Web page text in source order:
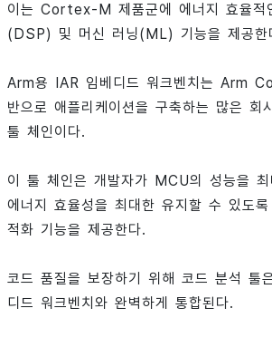
이는 Cortex-M 제품군에 에너지 효율적
(DSP) 및 머신 러닝(ML) 기능을 제공한
Arm용 IAR 임베디드 워크벤치는 Arm
반으로 애플리케이션을 구축하는 많은 회
툴 체인이다.
이 툴 체인은 개발자가 MCU의 성능을 최
에너지 효율성을 최대한 유지할 수 있도
적화 기능을 제공한다.
코드 품질을 보장하기 위해 코드 분석 툴
디드 워크벤치와 완벽하게 통합된다.